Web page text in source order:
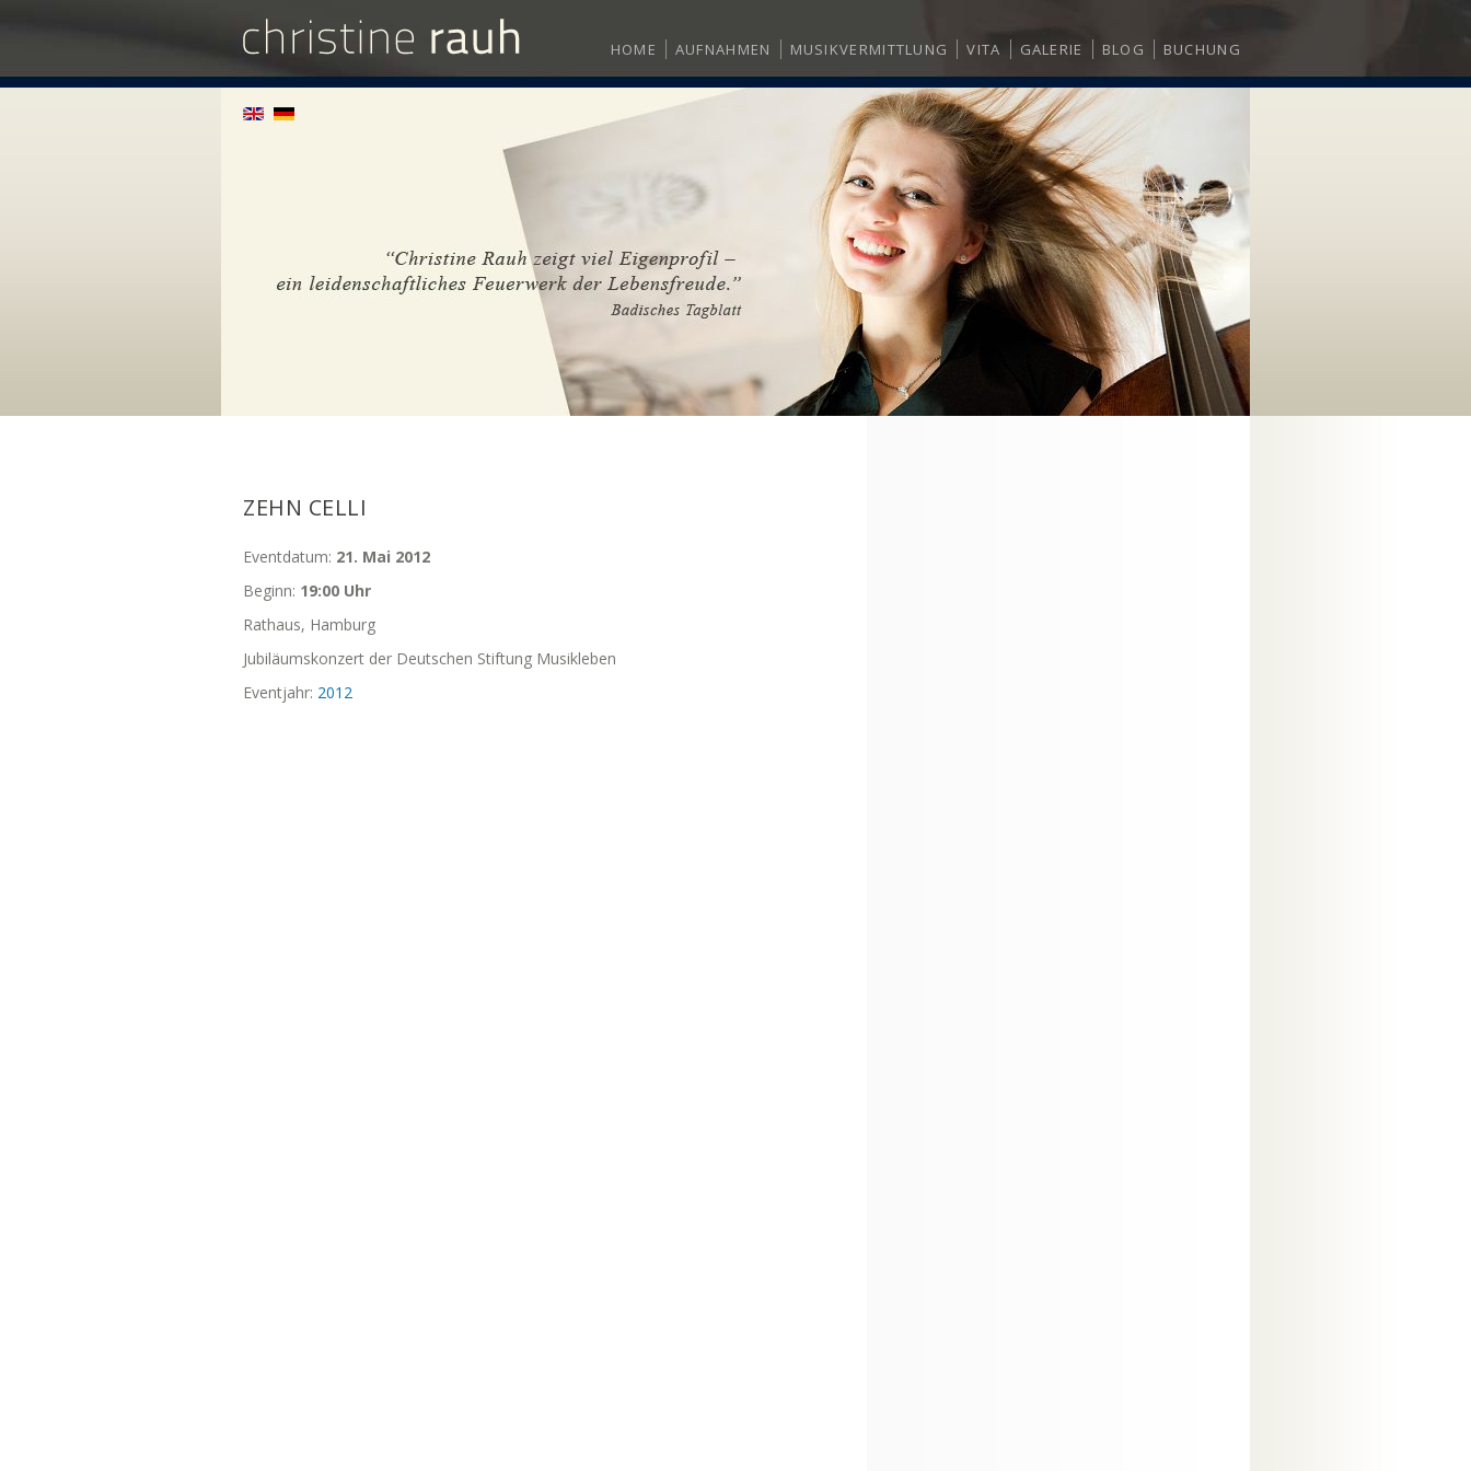
HOME AUFNAHMEN MUSIKVERMITTLUNG VITA GALERIE BLOG BUCHUNG
ZEHN CELLI
Eventdatum: 21. Mai 2012
Beginn: 19:00 Uhr
Rathaus, Hamburg
Jubiläumskonzert der Deutschen Stiftung Musikleben
Eventjahr: 2012